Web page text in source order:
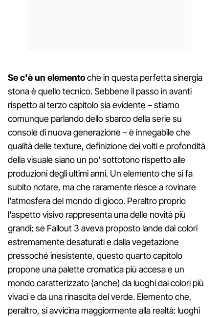
Se c'è un elementoche in questa perfetta sinergia
stona è quello tecnico. Sebbene il passo in avanti
rispetto al terzo capitolo sia evidente – stiamo
comunque parlando dello sbarco della serie su
console di nuova generazione – è innegabile che
qualità delle texture, definizione dei volti e profondità
della visuale siano un po' sottotono rispetto alle
produzioni degli ultimi anni. Un elemento che si fa
subito notare, ma che raramente riesce a rovinare
l'atmosfera del mondo di gioco. Peraltro proprio
l'aspetto visivo rappresenta una delle novità più
grandi; se Fallout 3 aveva proposto lande dai colori
estremamente desaturati e dalla vegetazione
pressoché inesistente, questo quarto capitolo
propone una palette cromatica più accesa e un
mondo caratterizzato (anche) da luoghi dai colori più
vivaci e da una rinascita del verde. Elemento che,
peraltro, si avvicina maggiormente alla realtà: luoghi